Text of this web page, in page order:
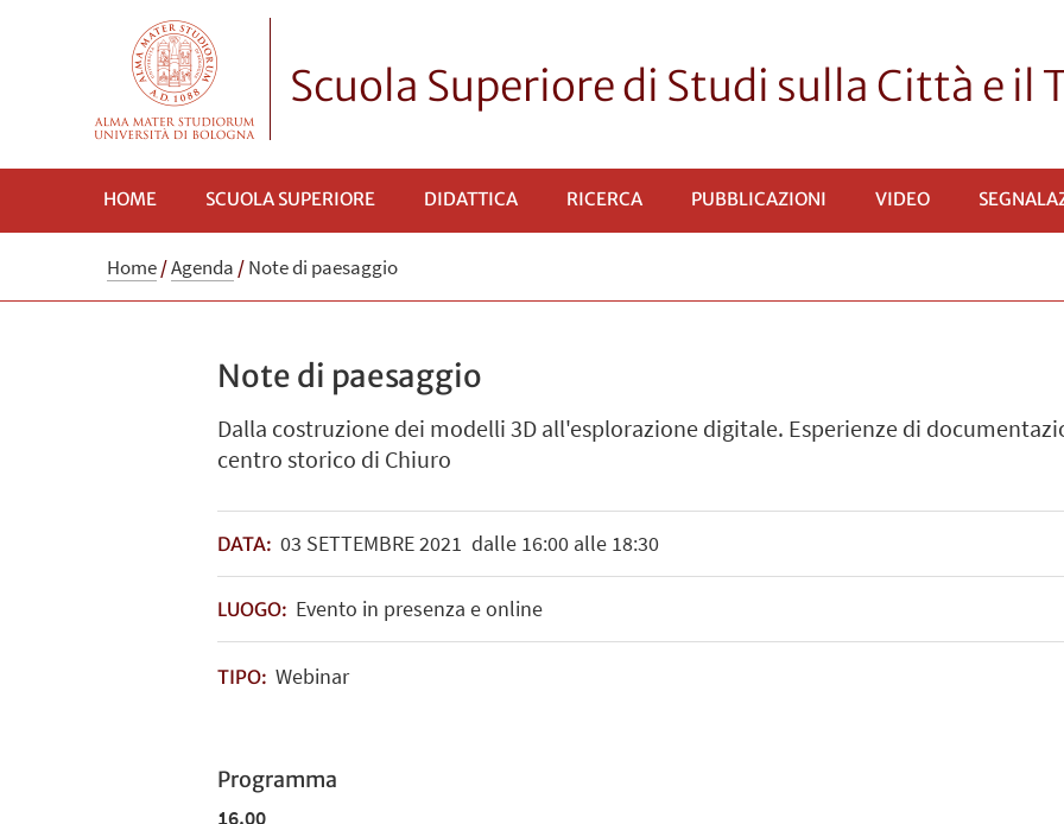
Scuola Superiore di Studi sulla Città e il
HOME SCUOLA SUPERIORE DIDATTICA RICERCA PUBBLICAZIONI VIDEO
Home/Agenda /Note di paesaggio
Note di paesaggio
Dalla costruzione dei modelli 3D all'esplorazione digitale. Esperienze di
centro storico di Chiuro
DATA: 03 SETTEMBRE2021 dalle 16:00 alle 18:30
LUOGO: Evento in presenza e online
TIPO: Webinar
Programma
16.00